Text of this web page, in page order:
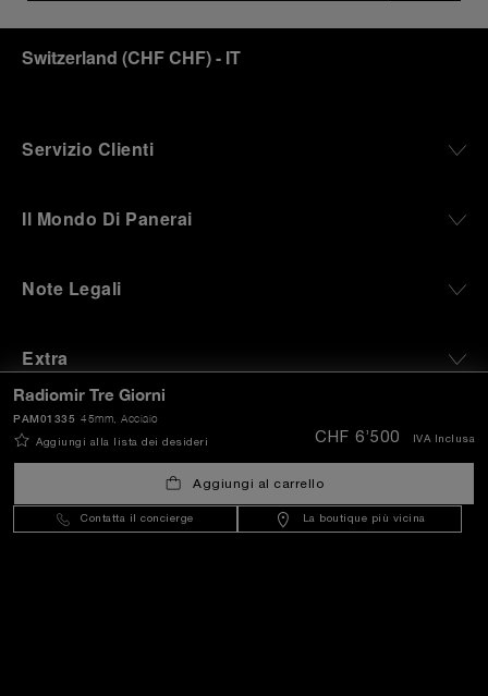
Radiomir Tre Giorni
45mm , Acciaio
PAM01335
Aggiungi alla lista dei desideri CHF 6’500 IVA Inclusa
Aggiungi al carrello
Contatta il concierge La boutique più vicina
Switzerland (CHF CHF)- IT
Servizio Clienti
Il Mondo Di Panerai
Note Legali
Extra
Rimanere in contatto
Hai bisogno di aiuto?